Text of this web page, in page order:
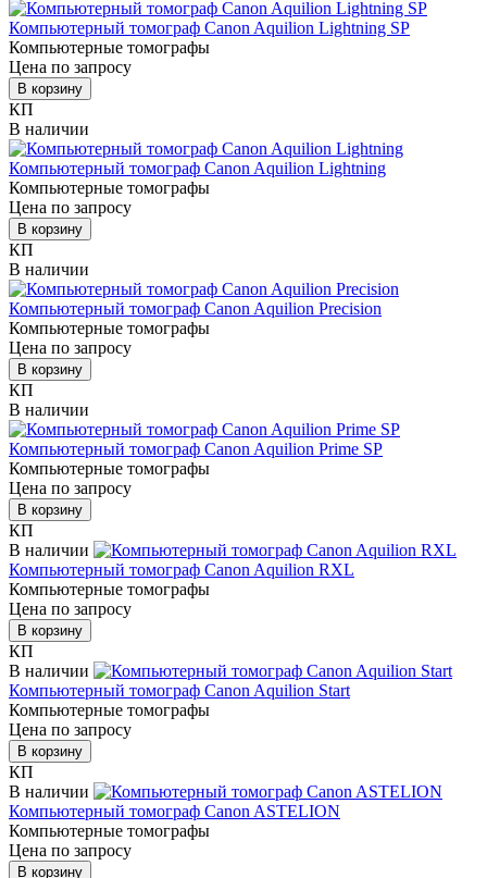
Компьютерный томограф Canon Aquilion Lightning SP
Компьютерные томографы
Цена по запросу
В корзину
КП
В наличии
Компьютерный томограф Canon Aquilion Lightning
Компьютерные томографы
Цена по запросу
В корзину
КП
В наличии
Компьютерный томограф Canon Aquilion Precision
Компьютерные томографы
Цена по запросу
В корзину
КП
В наличии
Компьютерный томограф Canon Aquilion Prime SP
Компьютерные томографы
Цена по запросу
В корзину
КП
В наличии
Компьютерный томограф Canon Aquilion RXL
Компьютерные томографы
Цена по запросу
В корзину
КП
В наличии
Компьютерный томограф Canon Aquilion Start
Компьютерные томографы
Цена по запросу
В корзину
КП
В наличии
Компьютерный томограф Canon ASTELION
Компьютерные томографы
Цена по запросу
В корзину